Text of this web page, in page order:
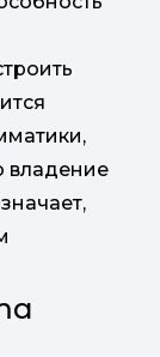
владение